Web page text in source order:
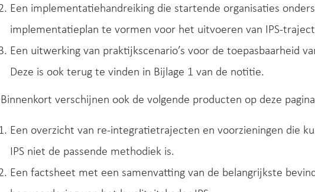
Een implementatiehandreiking die startende organisaties
implementatieplan te vormen voor het uitvoeren van IPS-
Een uitwerking van praktijkscenario’s voor de toepasbaarheid
Deze is ook terug te vinden in Bijlage 1 van de notitie.
Binnenkort verschijnen ook de volgende producten op deze
Een overzicht van re-integratietrajecten en voorzieningen die
IPS niet de passende methodiek is.
Een factsheet met een samenvatting van de belangrijkste